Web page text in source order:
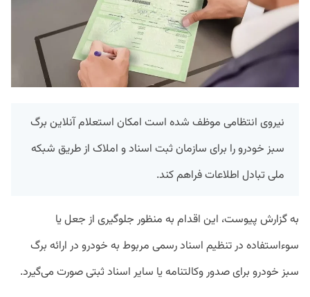
نیروی انتظامی موظف شده است امکان استعلام آنلاین برگ
سبز خودرو را برای سازمان ثبت اسناد و املاک از طریق شبکه
ملی تبادل اطلاعات فراهم کند.
به گزارش پیوست، این اقدام به منظور جلوگیری از جعل یا
سوءاستفاده در تنظیم اسناد رسمی مربوط به خودرو در ارائه برگ
سبز خودرو برای صدور وکالتنامه یا سایر اسناد ثبتی صورت می‌گیرد.